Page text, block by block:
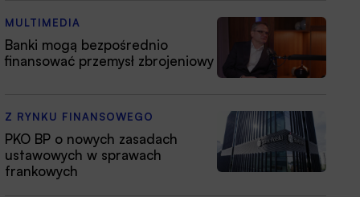
MULTIMEDIA
Banki mogą bezpośrednio
finansować przemysł zbrojeniowy
Z RYNKU FINANSOWEGO
PKO BP o nowych zasadach
ustawowych w sprawach
frankowych